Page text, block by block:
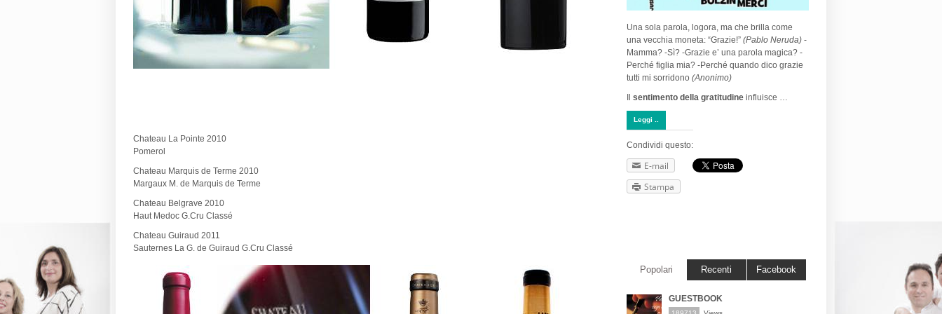
Chateau La Pointe 2010
Pomerol
Chateau Marquis de Terme 2010
Margaux M. de Marquis de Terme
Chateau Belgrave 2010
Haut Medoc G.Cru Classé
Chateau Guiraud 2011
Sauternes La G. de Guiraud G.Cru Classé
Una sola parola, logora, ma che brilla come
una vecchia moneta: “Grazie!” (Pablo Neruda) -
Mamma? -Sì? -Grazie e’ una parola magica? -
Perché figlia mia? -Perché quando dico grazie
tutti mi sorridono (Anonimo)
sentimento della gratitudine influisce …
Leggi ..
Condividi questo:
E-mail
Stampa
Popolari Recenti Facebook
GUESTBOOK